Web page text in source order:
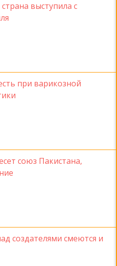
выступила с
при варикозной
союз Пакистана,
создателями смеются и